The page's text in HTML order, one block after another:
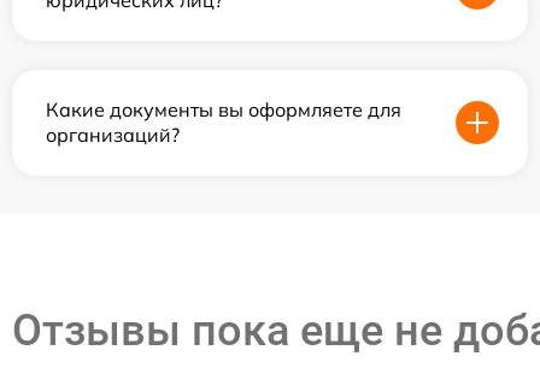
Какие документы вы оформляете для
организаций?
Отзывы пока еще не